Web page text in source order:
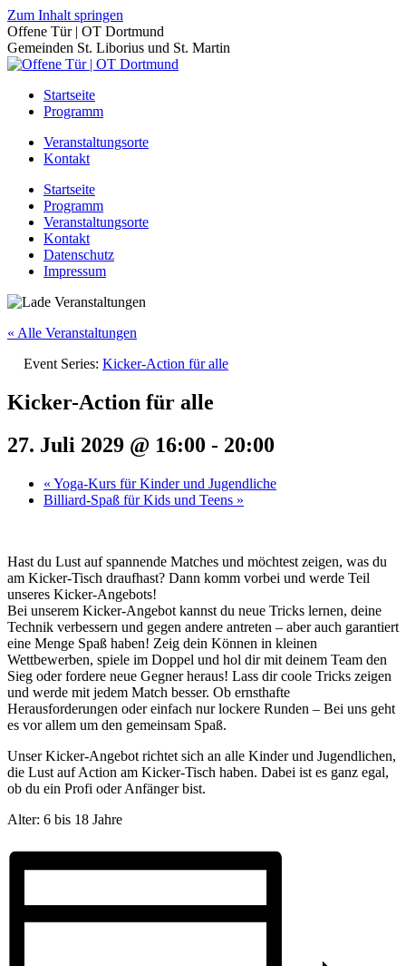
Zum Inhalt springen
Offene Tür | OT Dortmund
Gemeinden St. Liborius und St. Martin
Startseite
Programm
Veranstaltungsorte
Kontakt
Startseite
Programm
Veranstaltungsorte
Kontakt
Datenschutz
Impressum
« Alle Veranstaltungen
Event Series: Kicker-Action für alle
Kicker-Action für alle
27. Juli 2029 @ 16:00 - 20:00
« Yoga-Kurs für Kinder und Jugendliche
Billiard-Spaß für Kids und Teens »
Hast du Lust auf spannende Matches und möchtest zeigen, was du
am Kicker-Tisch draufhast? Dann komm vorbei und werde Teil
unseres Kicker-Angebots!
Bei unserem Kicker-Angebot kannst du neue Tricks lernen, deine
Technik verbessern und gegen andere antreten – aber auch garantiert
eine Menge Spaß haben! Zeig dein Können in kleinen
Wettbewerben, spiele im Doppel und hol dir mit deinem Team den
Sieg oder fordere neue Gegner heraus! Lass dir coole Tricks zeigen
und werde mit jedem Match besser. Ob ernsthafte
Herausforderungen oder einfach nur lockere Runden – Bei uns geht
es vor allem um den gemeinsam Spaß.
Unser Kicker-Angebot richtet sich an alle Kinder und Jugendlichen,
die Lust auf Action am Kicker-Tisch haben. Dabei ist es ganz egal,
ob du ein Profi oder Anfänger bist.
Alter: 6 bis 18 Jahre